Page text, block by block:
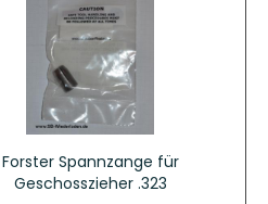
Forster Spannzange für
Geschosszieher .323